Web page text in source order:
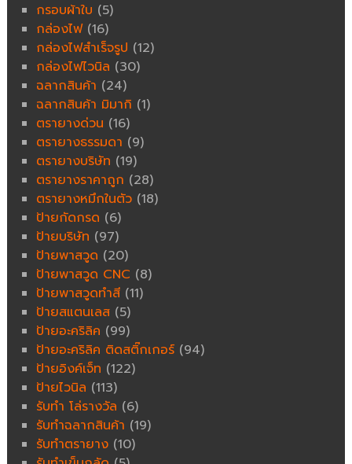
กรอบผ้าใบ (5)
กล่องไฟ(16)
กล่องไฟสำเร็จรูป (12)
กล่องไฟไวนิล (30)
ฉลากสินค้า (24)
ฉลากสินค้า มิมากิ (1)
ตรายางด่วน (16)
ตรายางธรรมดา (9)
ตรายางบริษัท (19)
ตรายางราคาถูก (28)
ตรายางหมึกในตัว (18)
ป้ายกัดกรด (6)
ป้ายบริษัท (97)
ป้ายพาสวูด (20)
ป้ายพาสวูด CNC (8)
ป้ายพาสวูดทำสี (11)
ป้ายสแตนเลส (5)
ป้ายอะคริลิค (99)
ป้ายอะคริลิค ติดสติ๊กเกอร์ (94)
ป้ายอิงค์เจ็ท (122)
ป้ายไวนิล (113)
รับทำ โล่รางวัล (6)
รับทำฉลากสินค้า (19)
รับทำตรายาง (10)